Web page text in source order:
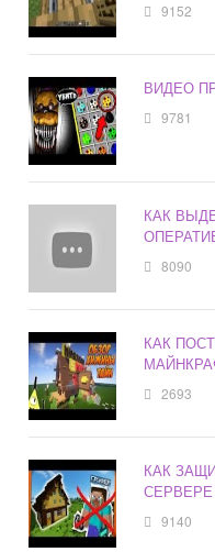
9152
ВИДЕО
9781
КАК
8090
КАК
2693
КАК
СЕРВЕРЕ
9140